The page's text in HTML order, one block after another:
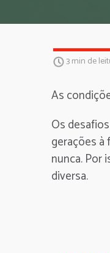
3 min de
As
Os
gerações à
nunca. Por
diversa.